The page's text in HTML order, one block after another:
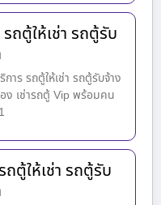
ถตู้ให้เช่า รถตู้รับ
าร รถตู้ให้เช่า รถตู้รับจ้าง
ง เช่ารถตู้ Vip พร้อมคน
ตู้ให้เช่า รถตู้รับ